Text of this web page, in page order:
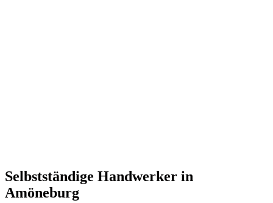
Selbstständige Handwerker in
Amöneburg